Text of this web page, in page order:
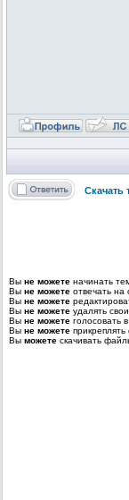
Скачать
Вы не можете начинать
Вы не можете отвечать на
Вы не можете
Вы не можете удалять
Вы не можете голосовать
Вы не можете
Вы можете скачивать